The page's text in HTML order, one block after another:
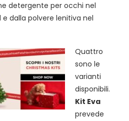
detergente per occhi nel
dalla polvere lenitiva nel
Quattro
sono le
varianti
disponibili.
Kit Eva
prevede